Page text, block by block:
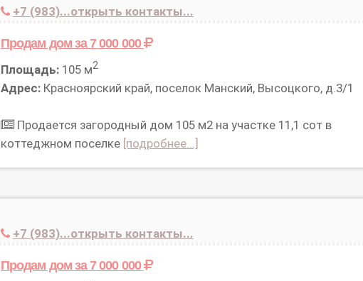
+7 (983)...открыть контакты...
Продам домза 7 000 000
Площадь:105 м2
Адрес:Красноярский край, поселок Манский, Высоцкого, д.3/1
Продается загородный дом 105 м2 на участке 11,1 сот в
коттеджном поселке [подробнее...]
+7 (983)...открыть контакты...
Продам домза 7 000 000